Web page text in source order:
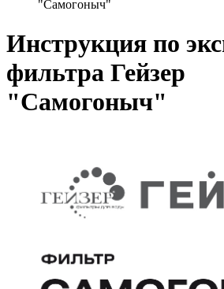
"Самогоныч"
Инструкция по
фильтра Гейзер
"Самогоныч"